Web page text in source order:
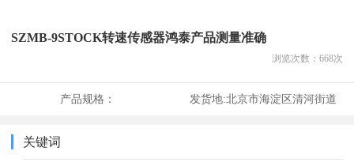
SZMB-9STOCK转速传感器鸿泰产品测量准确
浏览次数： 668次
产品规格： 发货地:北京市海淀区清河街道
关键词